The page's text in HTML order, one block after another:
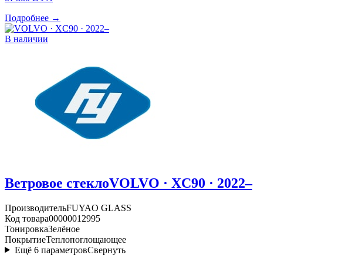
Подробнее →
В наличии
Ветровое стеклоVOLVO · XC90 · 2022–
ПроизводительFUYAO GLASS
Код товара00000012995
ТонировкаЗелёное
ПокрытиеТеплопоглощающее
Ещё 6 параметровСвернуть